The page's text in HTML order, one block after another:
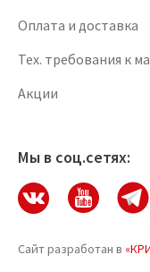
Оплата и доставка
Тех. требования к
Акции
Мы в соц.сетях:
Сайт разработан в